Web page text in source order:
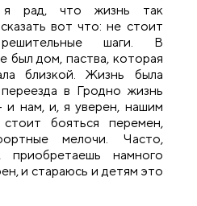
я рад, что жизнь так
вот что: не стоит
шаги. В
был дом, паства, которая
близкой. Жизнь была
в Гродно жизнь
и нам, и, я уверен, нашим
бояться перемен,
мелочи. Часто,
приобретаешь намного
и стараюсь и детям это